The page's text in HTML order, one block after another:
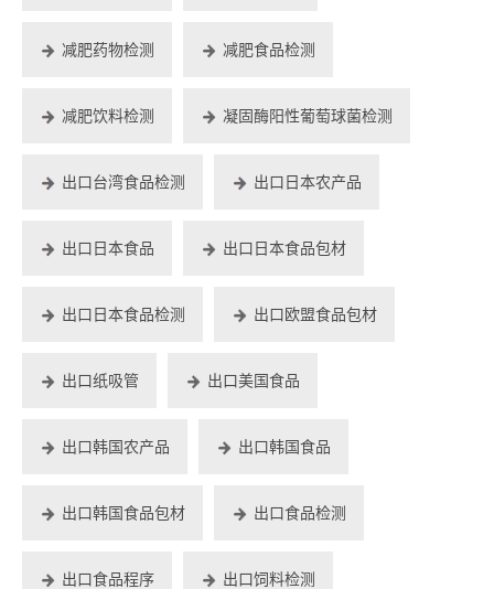
减肥药物检测 减肥食品检测
减肥饮料检测 凝固酶阳性葡萄球菌检测
出口台湾食品检测 出口日本农产品
出口日本食品 出口日本食品包材
出口日本食品检测 出口欧盟食品包材
出口纸吸管 出口美国食品
出口韩国农产品 出口韩国食品
出口韩国食品包材 出口食品检测
出口食品程序 出口饲料检测